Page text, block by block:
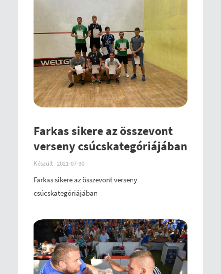
Farkas sikere az összevont
verseny csúcskategóriájában
Készült 2021-07-30
Farkas sikere az összevont verseny
csúcskategóriájában